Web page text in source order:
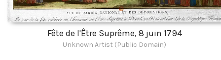
Fête de l'Être Suprême, 8 juin 1794
Unknown Artist (Public Domain)